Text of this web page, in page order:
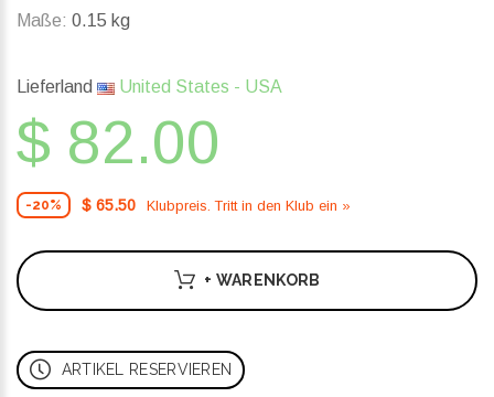
Maße: 0.15 kg
Lieferland United States - USA
$ 82.00
-20% $ 65.50 Klubpreis. Tritt in den Klub ein »
+ WARENKORB
ARTIKEL RESERVIEREN